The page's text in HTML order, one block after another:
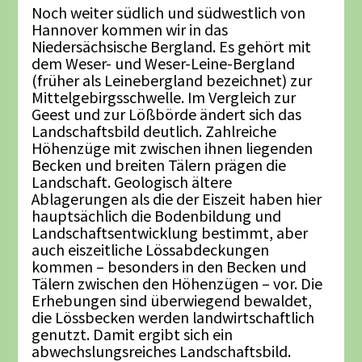
Noch weiter südlich und südwestlich von
Hannover kommen wir in das
Niedersächsische Bergland. Es gehört mit
dem Weser- und Weser-Leine-Bergland
(früher als Leinebergland bezeichnet) zur
Mittelgebirgsschwelle. Im Vergleich zur
Geest und zur Lößbörde ändert sich das
Landschaftsbild deutlich. Zahlreiche
Höhenzüge mit zwischen ihnen liegenden
Becken und breiten Tälern prägen die
Landschaft. Geologisch ältere
Ablagerungen als die der Eiszeit haben hier
hauptsächlich die Bodenbildung und
Landschaftsentwicklung bestimmt, aber
auch eiszeitliche Lössabdeckungen
kommen – besonders in den Becken und
Tälern zwischen den Höhenzügen – vor. Die
Erhebungen sind überwiegend bewaldet,
die Lössbecken werden landwirtschaftlich
genutzt. Damit ergibt sich ein
abwechslungsreiches Landschaftsbild.